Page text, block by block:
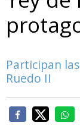
Participan
Ruedo II